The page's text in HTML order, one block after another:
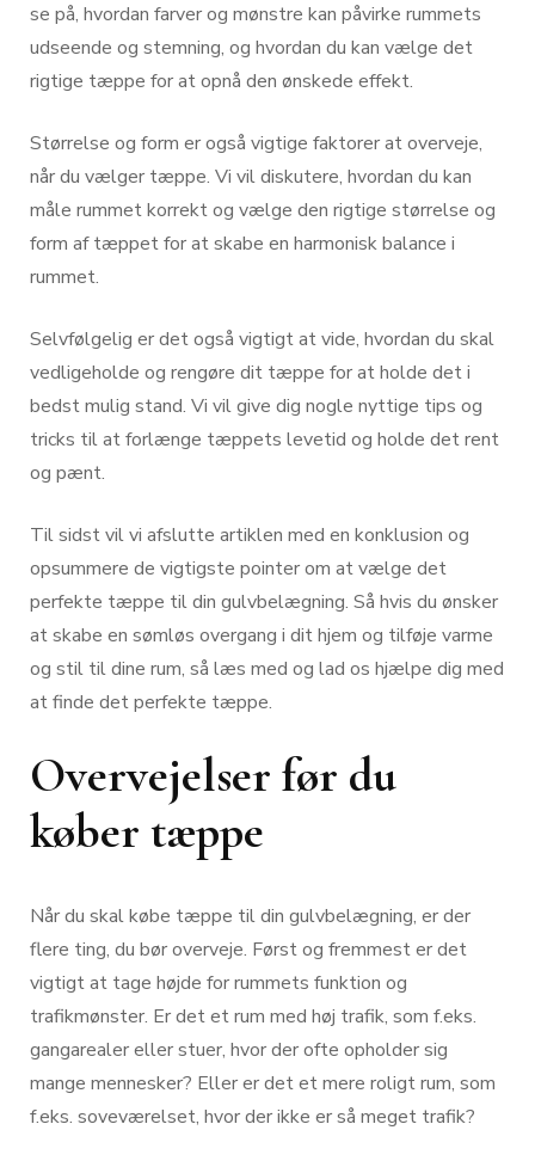
se på, hvordan farver og mønstre kan påvirke rummets
udseende og stemning, og hvordan du kan vælge det
rigtige tæppe for at opnå den ønskede effekt.
Størrelse og form er også vigtige faktorer at overveje,
når du vælger tæppe. Vi vil diskutere, hvordan du kan
måle rummet korrekt og vælge den rigtige størrelse og
form af tæppet for at skabe en harmonisk balance i
rummet.
Selvfølgelig er det også vigtigt at vide, hvordan du skal
vedligeholde og rengøre dit tæppe for at holde det i
bedst mulig stand. Vi vil give dig nogle nyttige tips og
tricks til at forlænge tæppets levetid og holde det rent
og pænt.
Til sidst vil vi afslutte artiklen med en konklusion og
opsummere de vigtigste pointer om at vælge det
perfekte tæppe til din gulvbelægning. Så hvis du ønsker
at skabe en sømløs overgang i dit hjem og tilføje varme
og stil til dine rum, så læs med og lad os hjælpe dig med
at finde det perfekte tæppe.
Overvejelser før du
køber tæppe
Når du skal købe tæppe til din gulvbelægning, er der
flere ting, du bør overveje. Først og fremmest er det
vigtigt at tage højde for rummets funktion og
trafikmønster. Er det et rum med høj trafik, som f.eks.
gangarealer eller stuer, hvor der ofte opholder sig
mange mennesker? Eller er det et mere roligt rum, som
f.eks. soveværelset, hvor der ikke er så meget trafik?